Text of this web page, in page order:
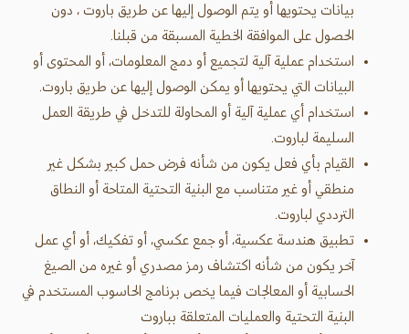
بيانات يحتويها أو يتم الوصول إليها عن طريق باروت ، دون
الحصول على الموافقة الخطية المسبقة من قبلنا.
استخدام عملية آلية لتجميع أو دمج المعلومات، أو المحتوى أو
البيانات التي يحتويها أو يمكن الوصول إليها عن طريق باروت.
استخدام أي عملية آلية أو المحاولة للتدخل في طريقة العمل
السليمة لباروت.
القيام بأي فعل يكون من شأنه فرض حمل كبير بشكل غير
منطقي أو غير متناسب مع البنية التحتية المتاحة أو النطاق
الترددي لباروت.
تطبيق هندسة عكسية، أو جمع عكسي، أو تفكيك، أو أي عمل
آخر يكون من شأنه اكتشاف رمز مصدري أو غيره من الصيغ
الحسابية أو المعالجات فيما يخص برنامج الحاسوب المستخدم في
البنية التحتية والعمليات المتعلقة بباروت